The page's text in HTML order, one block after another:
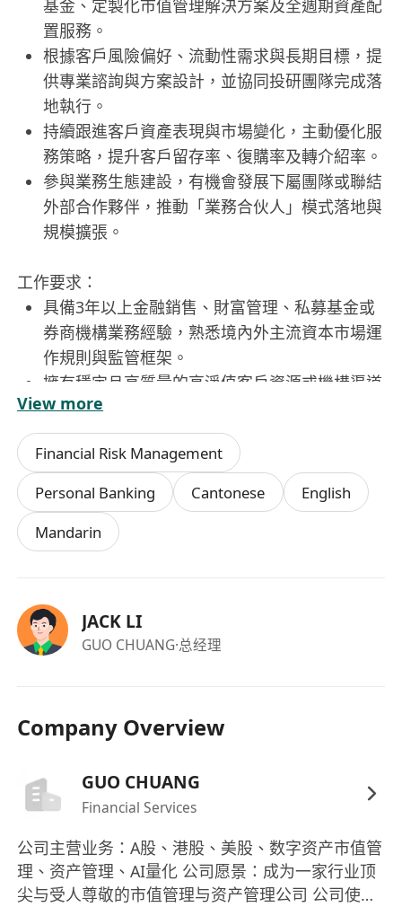
基金、定製化市值管理解決方案及全週期資產配
置服務。
根據客戶風險偏好、流動性需求與長期目標，提
供專業諮詢與方案設計，並協同投研團隊完成落
地執行。
持續跟進客戶資產表現與市場變化，主動優化服
務策略，提升客戶留存率、復購率及轉介紹率。
參與業務生態建設，有機會發展下屬團隊或聯結
外部合作夥伴，推動「業務合伙人」模式落地與
規模擴張。
工作要求：
具備3年以上金融銷售、財富管理、私募基金或
券商機構業務經驗，熟悉境內外主流資本市場運
作規則與監管框架。
擁有穩定且高質量的高淨值客戶資源或機構渠道
網絡，能快速啟動業務並實現業績轉化。
對AI量化技術、市值管理邏輯及數字資產市場具
備基本認知，學習意願強，能理解並傳遞產品核
心價值。
結果導向思維突出，擅長自主規劃時間與目標，
具備優秀的溝通能力、談判技巧與客戶信任建立
能力。
價值主張，願意以長期主義視角投入事業共建，
接受多元化合作模式（全職／兼職／合伙人）。
成長空間並存。
貢獻直接掛鉤。
工作時間高度彈性，不限制固定辦公時段與地
點，以成果交付為核心考核標準。
開放全職、兼職及業務合伙人三種合作模式，支
持個體事業路徑多元發展。
View more
Financial Risk Management
Personal Banking
Cantonese
English
Mandarin
JACK LI
GUO CHUANG·总经理
Company Overview
GUO CHUANG
Financial Services
公司主营业务：A股、港股、美股、数字资产市值管
理、资产管理、AI量化 公司愿景：成为一家行业顶
尖与受人尊敬的市值管理与资产管理公司 公司使